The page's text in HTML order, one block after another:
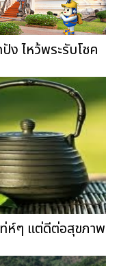
ง ไหว้พระรับโชค
ห์ๆ แต่ดีต่อสุขภาพ